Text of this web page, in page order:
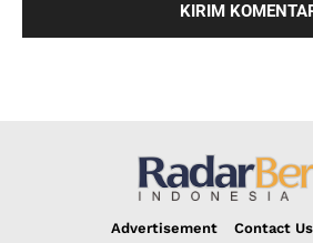
Advertisement Contact Us